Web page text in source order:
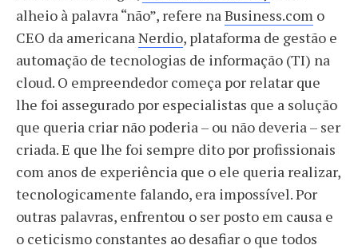
alheio à palavra “não”, refere naBusiness.com o
CEO da americanaNerdio, plataforma de gestão e
automação de tecnologias de informação (TI) na
cloud. O empreendedor começa por relatar que
lhe foi assegurado por especialistas que a solução
que queria criar não poderia – ou não deveria – ser
criada. E que lhe foi sempre dito por profissionais
com anos de experiência que o ele queria realizar,
tecnologicamente falando, era impossível. Por
outras palavras, enfrentou o ser posto em causa e
o ceticismo constantes ao desafiar o que todos